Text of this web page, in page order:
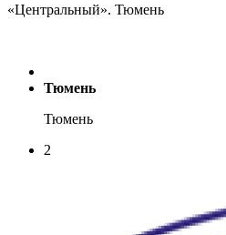
«Центральный». Тюмень
Тюмень
Тюмень
2